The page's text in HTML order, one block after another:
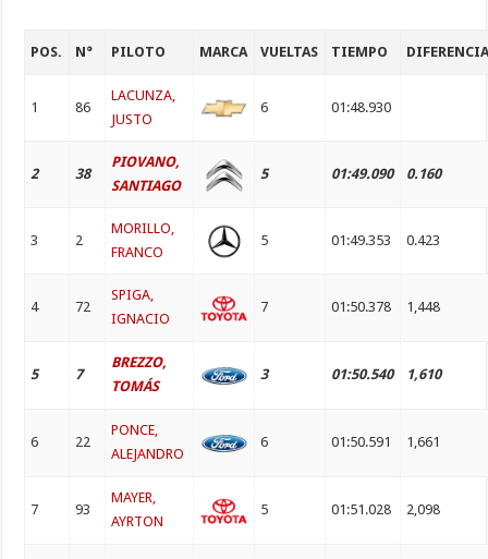
POS. N° PILOTO MARCA VUELTAS TIEMPO
1 86
LACUNZA,
JUSTO
6 01:48.930
2 38
PIOVANO,
SANTIAGO
5 01:49.090 0.160
3 2
MORILLO,
FRANCO
5 01:49.353 0.423
4 72
SPIGA,
IGNACIO
7 01:50.378 1,448
5 7
BREZZO,
TOMÁS
3 01:50.540 1,610
6 22
PONCE,
ALEJANDRO
6 01:50.591 1,661
7 93
MAYER,
AYRTON
5 01:51.028 2,098